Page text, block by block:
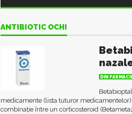
ANTIBIOTIC OCHI
DIN
medicamente (lista tuturor
combinație între un corticosteroid